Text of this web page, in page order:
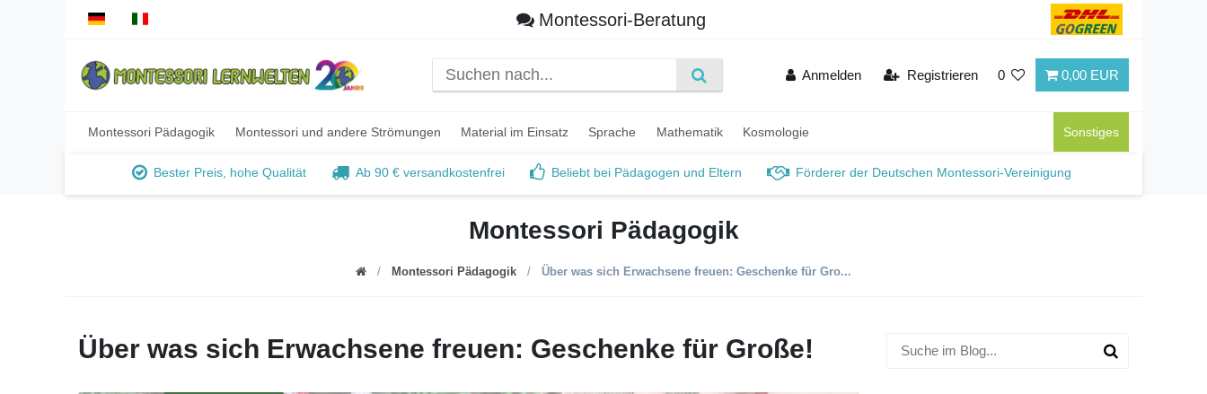
Montessori-Beratung
Anmelden Registrieren 0 0,00 EUR
Montessori Pädagogik Montessori und andere Strömungen Material im Einsatz Sprache Mathematik Kosmologie Sonstiges
Bester Preis, hohe Qualität Ab 90 € versandkostenfrei Beliebt bei Pädagogen und Eltern Förderer der Deutschen Montessori-Vereinigung
Montessori Pädagogik
Montessori Pädagogik Über was sich Erwachsene freuen: Geschenke für Gro...
Über was sich Erwachsene freuen: Geschenke für Große!